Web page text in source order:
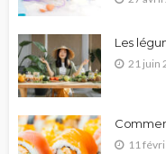
Les
21 juin
11